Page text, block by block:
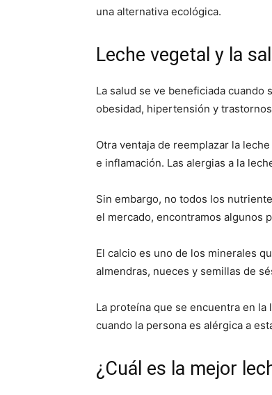
una alternativa ecológica.
Leche vegetal y la
La salud se ve beneficiada
obesidad, hipertensión y
Otra ventaja de reemplazar la
e inflamación. Las alergias a la
Sin embargo, no todos los
el mercado, encontramos algunos
El calcio es uno de los minerales
almendras, nueces y semillas de
La proteína que se encuentra en la
cuando la persona es alérgica a
¿Cuál es la mejor